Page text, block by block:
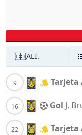
ALI.
Tarjeta
Gol J.
Tarjeta